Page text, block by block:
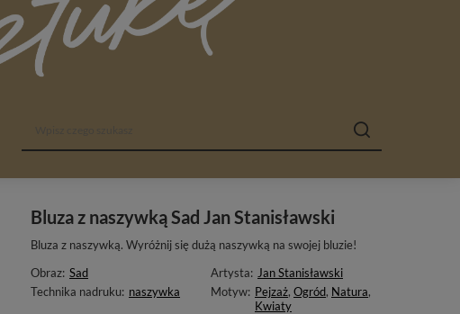
Bluza z naszywką Sad Jan Stanisławski
Bluza z naszywką. Wyróżnij się dużą naszywką na swojej bluzie!
Obraz: Sad Artysta: Jan Stanisławski
Technika nadruku: naszywka Motyw: Pejzaż, Ogród, Natura,
Kwiaty